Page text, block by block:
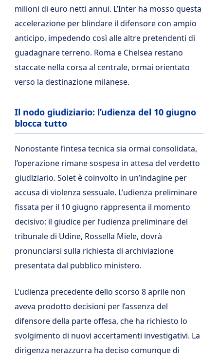
milioni di euro netti annui. L’Inter ha mosso questa
accelerazione per blindare il difensore con ampio
anticipo, impedendo così alle altre pretendenti di
guadagnare terreno. Roma e Chelsea restano
staccate nella corsa al centrale, ormai orientato
verso la destinazione milanese.
Il nodo giudiziario: l’udienza del 10 giugno
blocca tutto
Nonostante l’intesa tecnica sia ormai consolidata,
l’operazione rimane sospesa in attesa del verdetto
giudiziario. Solet è coinvolto in un’indagine per
accusa di violenza sessuale. L’udienza preliminare
fissata per il 10 giugno rappresenta il momento
decisivo: il giudice per l’udienza preliminare del
tribunale di Udine, Rossella Miele, dovrà
pronunciarsi sulla richiesta di archiviazione
presentata dal pubblico ministero.
L’udienza precedente dello scorso 8 aprile non
aveva prodotto decisioni per l’assenza del
difensore della parte offesa, che ha richiesto lo
svolgimento di nuovi accertamenti investigativi. La
dirigenza nerazzurra ha deciso comunque di